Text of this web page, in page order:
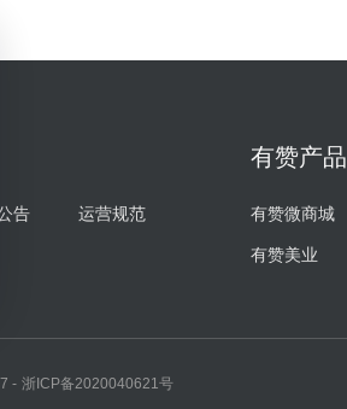
告 运营规范
有赞产品
有赞微商城
有赞美业
- 浙ICP备2020040621号